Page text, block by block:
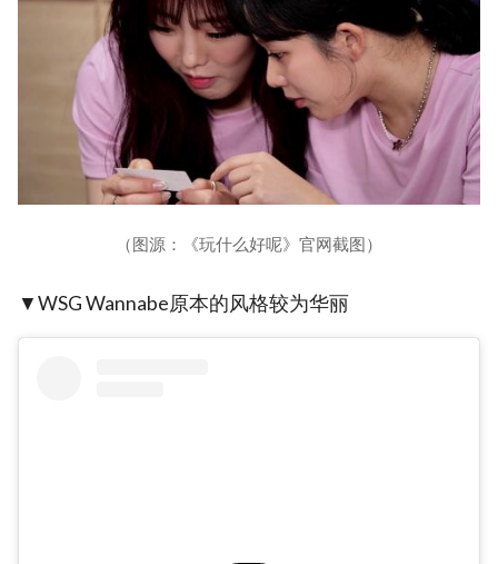
（图源：《玩什么好呢》官网截图）
▼WSG Wannabe原本的风格较为华丽